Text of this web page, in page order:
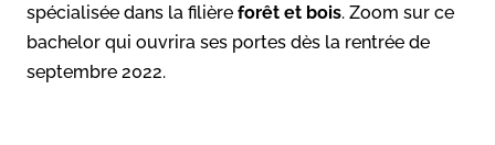
spécialisée dans la filière forêt et bois. Zoom sur ce
bachelor qui ouvrira ses portes dès la rentrée de
septembre 2022.